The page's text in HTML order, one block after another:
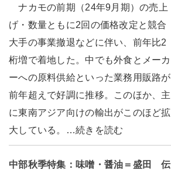
ナカモの前期（24年9月期）の売上
げ・数量ともに2回の価格改定と競合
大手の事業撤退などに伴い、前年比2
桁増で着地した。中でも外食とメーカ
ーへの原料供給といった業務用販路が
前年超えで好調に推移。このほか、主
に東南アジア向けの輸出がこのほど拡
大している。…続きを読む
中部秋季特集：味噌・醤油＝盛田 伝